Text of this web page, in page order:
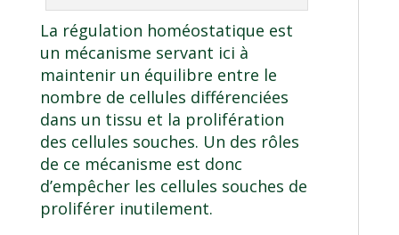
La régulation homéostatique est
un mécanisme servant ici à
maintenir un équilibre entre le
nombre de cellules différenciées
dans un tissu et la prolifération
des cellules souches. Un des rôles
de ce mécanisme est donc
d’empêcher les cellules souches de
proliférer inutilement.